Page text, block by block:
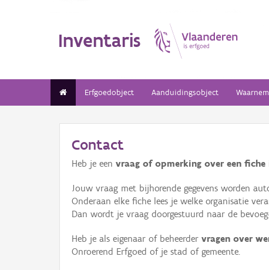
Inventaris
Erfgoedobject Aanduidingsobject
Contact
Heb je een vraag of opmerking over een
Jouw vraag met bijhorende gegevens worden
Onderaan elke fiche lees je welke organisatie
Dan wordt je vraag doorgestuurd naar de
Heb je als eigenaar of beheerder vragen over
Onroerend Erfgoed of je stad of gemeente.